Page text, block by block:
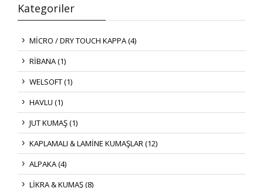
Kategoriler
MİCRO / DRY TOUCH KAPPA (4)
RİBANA (1)
WELSOFT (1)
HAVLU (1)
JUT KUMAŞ (1)
KAPLAMALI & LAMİNE KUMAŞLAR (12)
ALPAKA (4)
LİKRA & KUMAŞ (8)